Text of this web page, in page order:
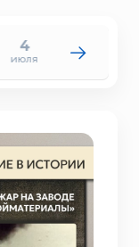
4
июля